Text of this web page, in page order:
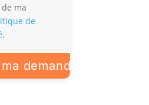
ma
de
.